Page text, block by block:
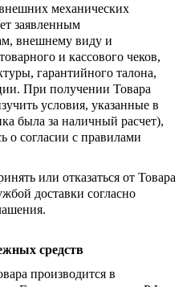
механических
заявленным
внешнему виду и
и кассового чеков,
гарантийного талона,
При получении Товара
условия, указанные в
была за наличный расчет),
о согласии с правилами
или отказаться от Товара
доставки согласно
средств
производится в